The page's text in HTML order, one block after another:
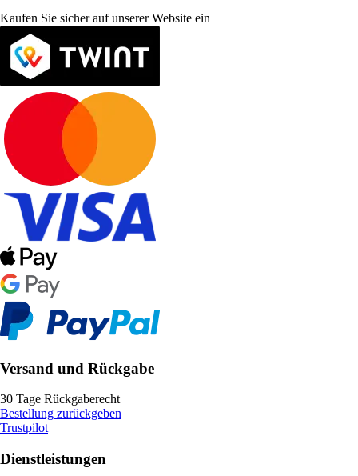
Kaufen Sie sicher auf unserer Website ein
Versand und Rückgabe
30 Tage Rückgaberecht
Bestellung zurückgeben
Trustpilot
Dienstleistungen